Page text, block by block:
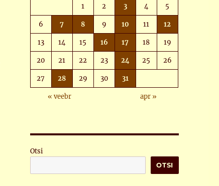
1 2 3 4 5
6 7 8 9 10 11 12
13 14 15 16 17 18 19
20 21 22 23 24 25 26
27 28 29 30 31
« veebr apr »
Otsi
OTSI